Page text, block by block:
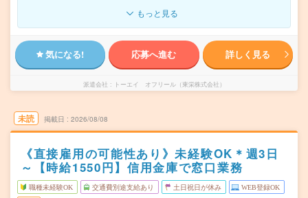
もっと見る
気になる! 応募へ進む 詳しく見る
派遣会社 トーエイ オフリール（東栄株式会社）
未読 掲載日 2026/08/08
《直接雇用の可能性あり》未経験OK＊週3日
～【時給1550円】信用金庫で窓口業務
職種未経験OK 交通費別途支給あり 土日祝日が休み WEB登録OK